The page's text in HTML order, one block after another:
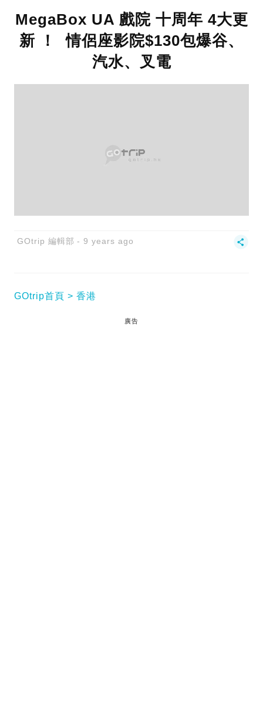
MegaBox UA 戲院 十周年 4大更
新 ！ 情侶座影院$130包爆谷、
汽水、叉電
GOtrip 編輯部 9 years ago
GOtrip首頁 香港
廣告